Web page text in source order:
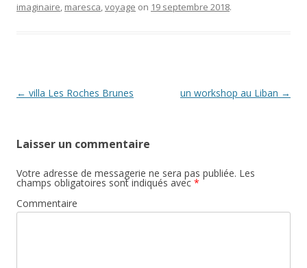
imaginaire, maresca,voyage on 19 septembre 2018.
Post navigation
← villa Les Roches Brunes un workshop au Liban →
Laisser un commentaire
Votre adresse de messagerie ne sera pas publiée. Les
champs obligatoires sont indiqués avec *
Commentaire